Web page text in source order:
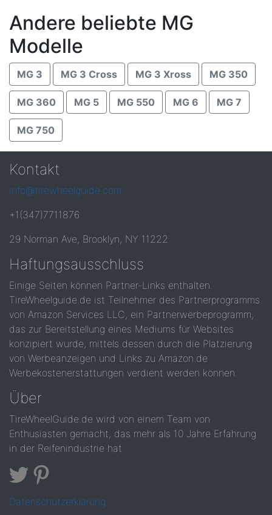
Andere beliebte MG
Modelle
MG 3 MG 3 Cross MG 3 Xross MG 350
MG 360 MG 5 MG 550 MG 6 MG 7
MG 750
Kontakt
info@tirewheelguide.com
+1(347)7711876
29 Norman Ave, Brooklyn, NY 11222
Haftungsausschluss
Einige Seiten können Partner-Links enthalten.
TireWheelguide.de ist Teilnehmer des Partnerprogramms
von Amazon Services LLC, ein Partnerwerbeprogramm,
das zur Bereitstellung eines Mediums für Websites
konzipiert wurde, mittels dessen durch die Platzierung
von Werbeanzeigen und Links zu Amazon.de
Werbekostenerstattungen verdient werden können.
Über
TireWheelGuide.de wird von einem Team von
Enthusiasten gemacht, das mehr als 10 Jahre Erfahrung
in der Reifenindustrie hat
Datenschutzerklärung